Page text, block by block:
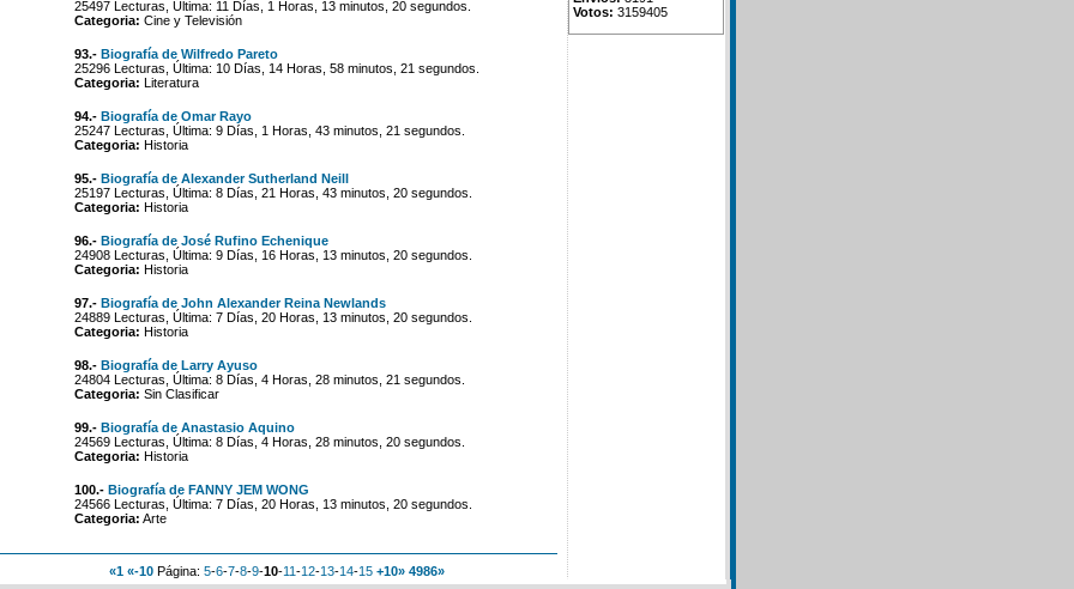
25497 Lecturas, Última: 11 Días, 1 Horas, 13 minutos, 20 segundos.
Categoria: Cine y Televisión
93.- Biografía de Wilfredo Pareto
25296 Lecturas, Última: 10 Días, 14 Horas, 58 minutos, 21 segundos.
Categoria: Literatura
94.- Biografía de Omar Rayo
25247 Lecturas, Última: 9 Días, 1 Horas, 43 minutos, 21 segundos.
Categoria: Historia
95.- Biografía de Alexander Sutherland Neill
25197 Lecturas, Última: 8 Días, 21 Horas, 43 minutos, 20 segundos.
Categoria: Historia
96.- Biografía de José Rufino Echenique
24908 Lecturas, Última: 9 Días, 16 Horas, 13 minutos, 20 segundos.
Categoria: Historia
97.- Biografía de John Alexander Reina Newlands
24889 Lecturas, Última: 7 Días, 20 Horas, 13 minutos, 20 segundos.
Categoria: Historia
98.- Biografía de Larry Ayuso
24804 Lecturas, Última: 8 Días, 4 Horas, 28 minutos, 21 segundos.
Categoria: Sin Clasificar
99.- Biografía de Anastasio Aquino
24569 Lecturas, Última: 8 Días, 4 Horas, 28 minutos, 20 segundos.
Categoria: Historia
100.- Biografía de FANNY JEM WONG
24566 Lecturas, Última: 7 Días, 20 Horas, 13 minutos, 20 segundos.
Categoria: Arte
«1 «-10 Página: 5-6-7-8-9-10-11-12-13-14-15 +10» 4986»
Votos: 3159405